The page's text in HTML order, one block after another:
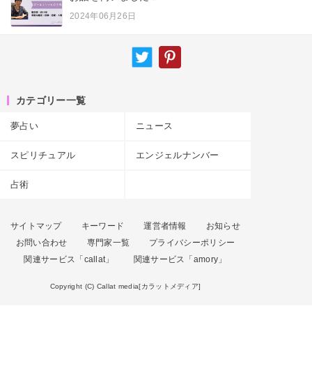
2024年06月26日
カテゴリー一覧
夢占い ニュース
スピリチュアル エンジェルナンバー
占術
サイトマップ キーワード 運営者情報
お知らせ
お問い合わせ
専門家一覧
プライバシーポリシー
関連サービス「callat」
関連サービス「amory」
Copyright (C) Callat media[カラットメディア]